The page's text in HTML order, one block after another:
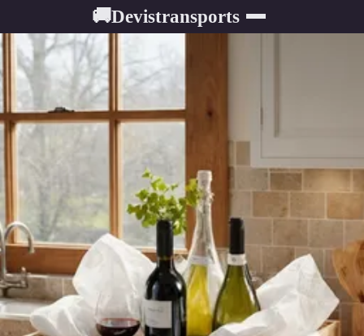
🚚Devistransports